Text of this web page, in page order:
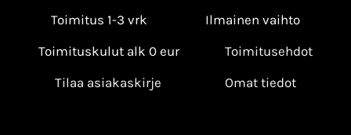
Toimitus 1-3 vrk
Ilmainen vaihto
Toimituskulut alk 0 eur
Toimitusehdot
Tilaa asiakaskirje
Omat tiedot